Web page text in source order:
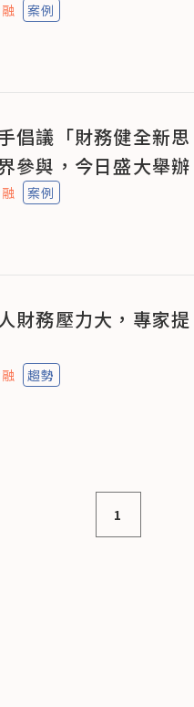
案例
倡議「財務健全新思
參與，今日盛大舉辦
案例
財務壓力大，專家提
趨勢
1